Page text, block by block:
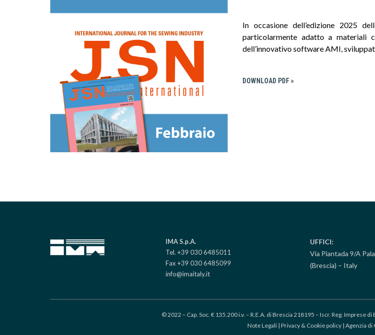
In occasione dell’edizione 2025
particolarmente adatto a materiali
dell’innovativo software AMI,
DOWNLOAD PDF »
IMA S.p.A.
Tel. +39 030 6485011
Fax +39 030 6485099
info@imaitaly.it
UFFICI:
Via Piantada 9/A
(Brescia) – Italy
© 2022 – Cap. Soc. € 135.200 i.v. – R.E.A. di Brescia 218195 – Iscr. Reg. Imprese
Note Legali| Privacy & Cookie policy| Agenzia di